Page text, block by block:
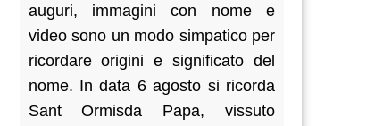
auguri, immagini con nome e
video sono un modo simpatico per
ricordare origini e significato del
nome. In data 6 agosto si ricorda
Sant Ormisda Papa, vissuto